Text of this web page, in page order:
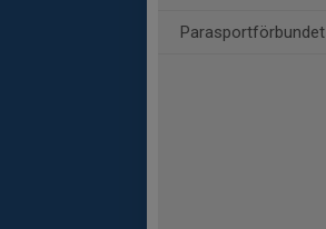
Parasportförbundet